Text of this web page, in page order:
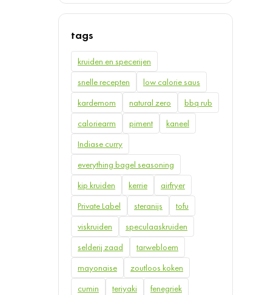
tags
kruiden en specerijen
snelle recepten
low calorie saus
kardemom
natural zero
bbq rub
caloriearm
piment
kaneel
Indiase curry
everything bagel seasoning
kip kruiden
kerrie
airfryer
Private Label
steranijs
tofu
viskruiden
speculaaskruiden
selderij zaad
tarwebloem
mayonaise
zoutloos koken
cumin
teriyaki
fenegriek